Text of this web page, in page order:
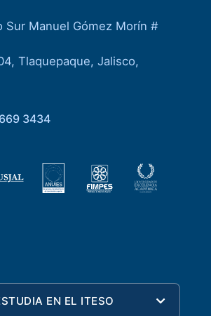
Sur Manuel Gómez Morín #
Tlaquepaque, Jalisco,
3434
EN EL ITESO